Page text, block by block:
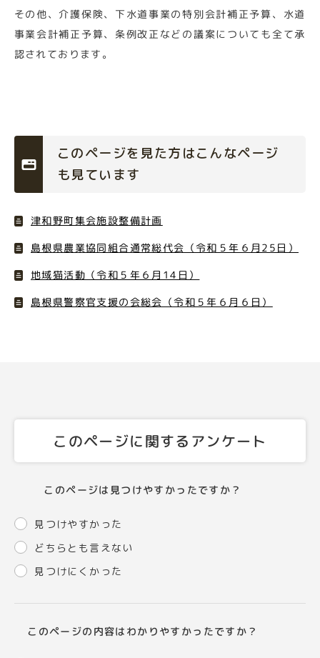
その他、介護保険、下水道事業の特別会計補正予算、水道
事業会計補正予算、条例改正などの議案についても全て承
認されております。
このページを見た方はこんなページ
も見ています
津和野町集会施設整備計画
島根県農業協同組合通常総代会（令和５年６月25日）
地域猫活動（令和５年６月14日）
島根県警察官支援の会総会（令和５年６月６日）
このページに関するアンケート
このページは見つけやすかったですか？
見つけやすかった
どちらとも言えない
見つけにくかった
このページの内容はわかりやすかったですか？